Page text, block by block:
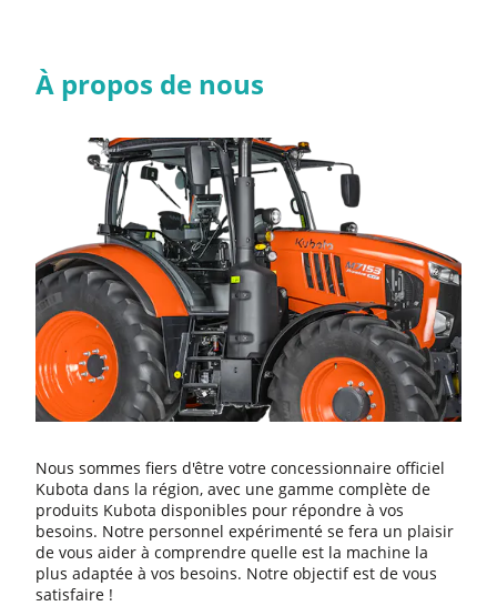
À propos de nous
Nous sommes fiers d'être votre concessionnaire officiel
Kubota dans la région, avec une gamme complète de
produits Kubota disponibles pour répondre à vos
besoins. Notre personnel expérimenté se fera un plaisir
de vous aider à comprendre quelle est la machine la
plus adaptée à vos besoins. Notre objectif est de vous
satisfaire !